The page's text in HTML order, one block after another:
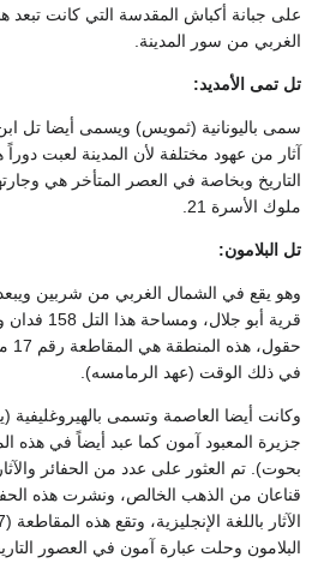
على جبانة أكباش المقدسة التي كانت تبعد
الغربي من سور المدينة.
تل تمى الأمديد:
سمى باليونانية (ثمويس) ويسمى أيضا تل ابن
آثار من عهود مختلفة لأن المدينة لعبت دوراً
التاريخ وبخاصة في العصر المتأخر هي وجارتها
ملوك الأسرة 21.
تل البلامون:
قرية أبو جلال،
حقول، هذه
في ذلك الوقت (عهد الرمامسه).
وكانت أيضا العاصمة وتسمى بالهيروغليفية (يا
جزيرة المعبود آمون كما عبد أيضاً في هذه
بحوت). تم العثور على عدد من الحفائر والآثار
قناعان من الذهب الخالص، ونشرت هذه
البلامون وحلت عبارة آمون في العصور